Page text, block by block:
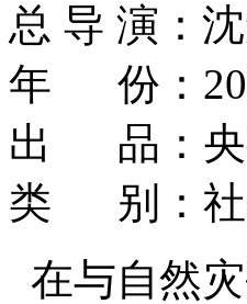
总 导 演：
年 份：
出 品：央
类 别：社
在与自然